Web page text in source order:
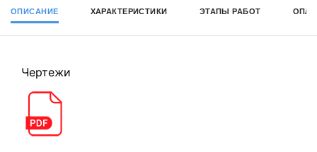
ОПИСАНИЕ ХАРАКТЕРИСТИКИ ЭТАПЫ РАБОТ
Чертежи